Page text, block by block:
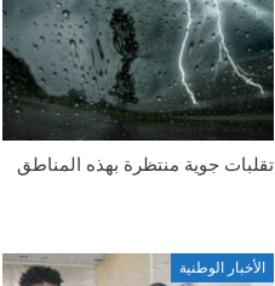
تقلبات جوية منتظرة بهذه المناطق
الأخبار الوطنية